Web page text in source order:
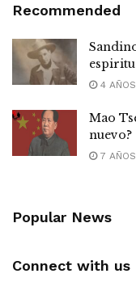
Recommended
4
Mao
nuevo?
7
Popular News
Connect with us